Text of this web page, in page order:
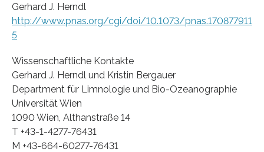
Gerhard J. Herndl
http://www.pnas.org/cgi/doi/10.1073/pnas.170877911
5
Wissenschaftliche Kontakte
Gerhard J. Herndl und Kristin Bergauer
Department für Limnologie und Bio-Ozeanographie
Universität Wien
1090 Wien, Althanstraße 14
T +43-1-4277-76431
M +43-664-60277-76431